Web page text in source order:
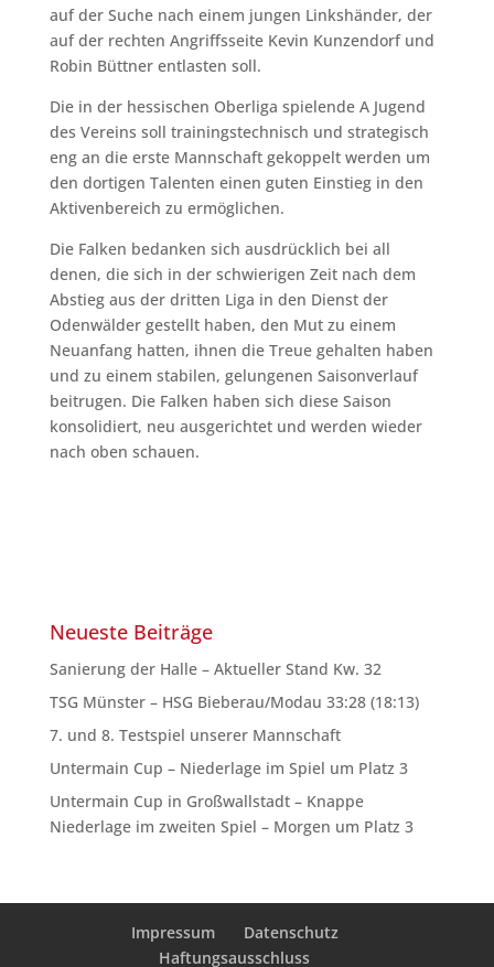
auf der Suche nach einem jungen Linkshänder, der
auf der rechten Angriffsseite Kevin Kunzendorf und
Robin Büttner entlasten soll.
Die in der hessischen Oberliga spielende A Jugend
des Vereins soll trainingstechnisch und strategisch
eng an die erste Mannschaft gekoppelt werden um
den dortigen Talenten einen guten Einstieg in den
Aktivenbereich zu ermöglichen.
Die Falken bedanken sich ausdrücklich bei all
denen, die sich in der schwierigen Zeit nach dem
Abstieg aus der dritten Liga in den Dienst der
Odenwälder gestellt haben, den Mut zu einem
Neuanfang hatten, ihnen die Treue gehalten haben
und zu einem stabilen, gelungenen Saisonverlauf
beitrugen. Die Falken haben sich diese Saison
konsolidiert, neu ausgerichtet und werden wieder
nach oben schauen.
Neueste Beiträge
Sanierung der Halle – Aktueller Stand Kw. 32
TSG Münster – HSG Bieberau/Modau 33:28 (18:13)
7. und 8. Testspiel unserer Mannschaft
Untermain Cup – Niederlage im Spiel um Platz 3
Untermain Cup in Großwallstadt – Knappe
Niederlage im zweiten Spiel – Morgen um Platz 3
Impressum
Datenschutz
Haftungsausschluss